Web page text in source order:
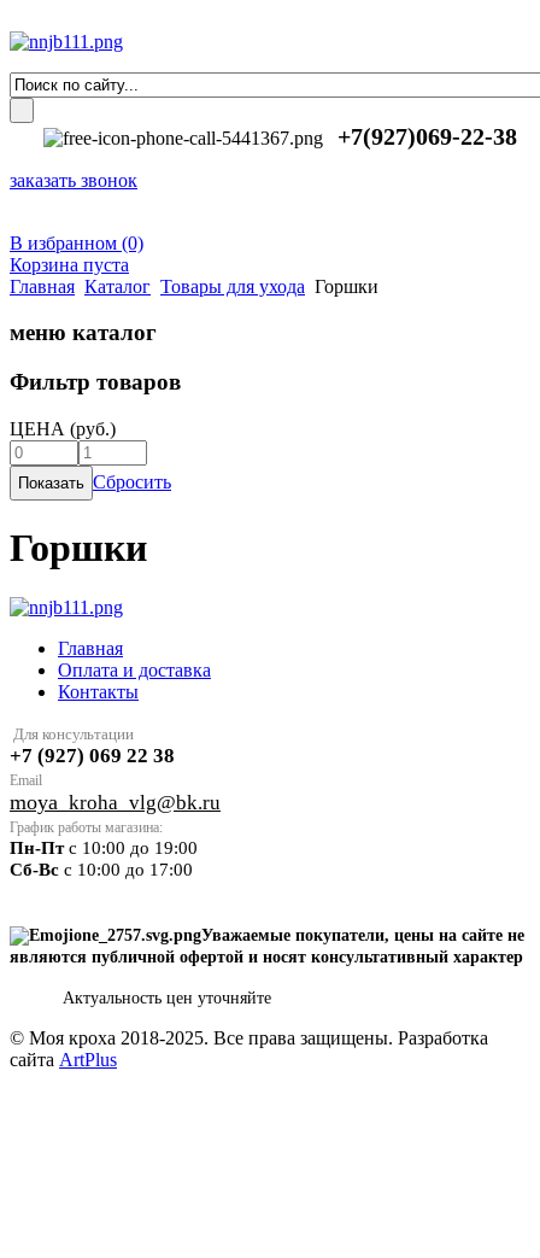
+7(927)069-22-38
заказать звонок
В избранном (0)
Корзина пуста
Главная Каталог Товары для ухода Горшки
меню каталог
Фильтр товаров
ЦЕНА (руб.)
Сбросить
Горшки
Главная
Оплата и доставка
Контакты
Для консультации
+7 (927) 069 22 38
Email
moya _kroha_vlg@bk.ru
График работы магазина:
Пн-Птс 10:00 до 19:00
Сб-Вс с 10:00 до 17:00
Уважаемые покупатели, цены на сайте не
являются публичной офертой и носят консультативный характер
Актуальность цен уточняйте
© Моя кроха 2018-2025. Все права защищены. Разработка
сайта ArtPlus